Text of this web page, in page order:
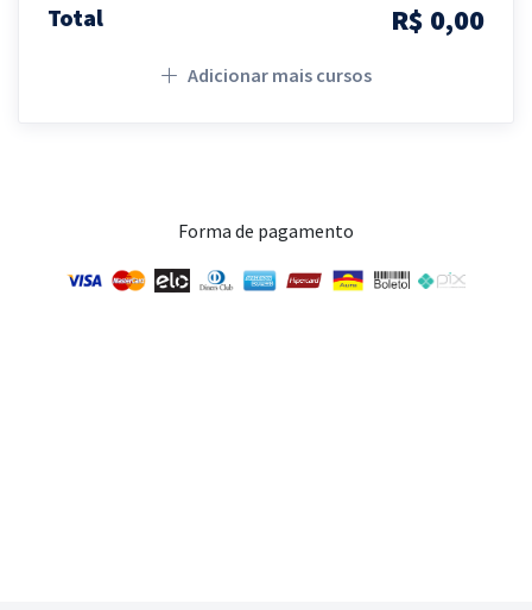
Total R$ 0,00
Adicionar mais cursos
Forma de pagamento